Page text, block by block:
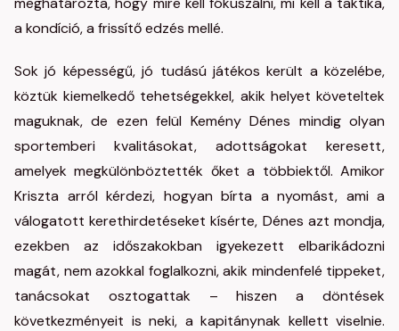
a kondíció, a frissítő edzés mellé.
Sok jó képességű, jó tudású játékos került a közelébe,
köztük kiemelkedő tehetségekkel, akik helyet követeltek
maguknak, de ezen felül Kemény Dénes mindig olyan
sportemberi kvalitásokat, adottságokat keresett,
amelyek megkülönböztették őket a többiektől. Amikor
Kriszta arról kérdezi, hogyan bírta a nyomást, ami a
válogatott kerethirdetéseket kísérte, Dénes azt mondja,
ezekben az időszakokban igyekezett elbarikádozni
magát, nem azokkal foglalkozni, akik mindenfelé tippeket,
tanácsokat osztogattak – hiszen a döntések
következményeit is neki, a kapitánynak kellett viselnie.